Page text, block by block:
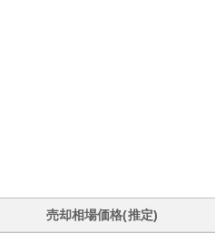
売却相場価格(推定)